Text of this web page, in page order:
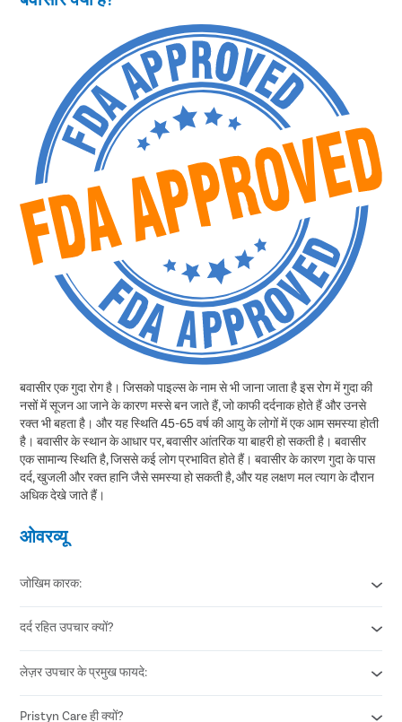
बवासीर एक गुदा रोग है। जिसको पाइल्स के नाम से भी जाना जाता है इस रोग में गुदा की
नसों में सूजन आ जाने के कारण मस्से बन जाते हैं, जो काफी दर्दनाक होते हैं और उनसे
रक्त भी बहता है। और यह स्थिति 45-65 वर्ष की आयु के लोगों में एक आम समस्या होती
है। बवासीर के स्थान के आधार पर, बवासीर आंतरिक या बाहरी हो सकती है। बवासीर
एक सामान्य स्थिति है, जिससे कई लोग प्रभावित होते हैं। बवासीर के कारण गुदा के पास
दर्द, खुजली और रक्त हानि जैसे समस्या हो सकती है, और यह लक्षण मल त्याग के दौरान
अधिक देखे जाते हैं।
ओवरव्यू
जोखिम कारक:
गर्भावस्था
मोटापा
पानी की कमी
आहार में फाइबर की कमी
दर्द रहित उपचार क्यों?
बिना कट और बिना घाव का उपचार
आधा घंटे की प्रक्रिया
उसी दिन इलाज और डिस्चार्ज
लेज़र उपचार के प्रमुख फायदे:
लेजर उपचार में न करें देरी
Pristyn Care ही क्यों?